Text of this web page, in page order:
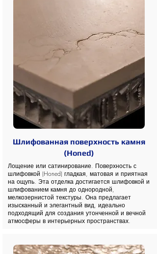
Шлифованная поверхность камня
(Honed)
Лощение или сатинирование. Поверхность с
шлифовкой (Honed) гладкая, матовая и приятная
на ощупь. Эта отделка достигается шлифовкой и
шлифованием камня до однородной,
мелкозернистой текстуры. Она предлагает
изысканный и элегантный вид, идеально
подходящий для создания утонченной и вечной
атмосферы в интерьерных пространствах.